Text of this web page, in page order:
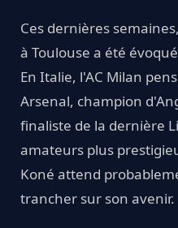
Ces dernières
à Toulouse a été
En Italie, l'AC Milan
Arsenal, champion
finaliste de la dernière
amateurs plus
Koné attend
trancher sur son avenir.